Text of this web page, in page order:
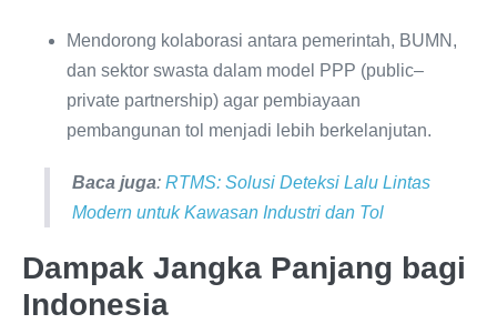
Mendorong kolaborasi antara pemerintah, BUMN,
dan sektor swasta dalam model PPP (public–
private partnership) agar pembiayaan
pembangunan tol menjadi lebih berkelanjutan.
Baca juga: RTMS: Solusi Deteksi Lalu Lintas
Modern untuk Kawasan Industri dan Tol
Dampak Jangka Panjang bagi
Indonesia